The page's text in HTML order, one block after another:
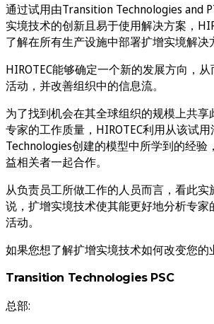
通过试用由Transition Technologies and
实境技术的创新且易于使用解决方案，
了解在所有生产设施中部署扩增实境解决
HIROTEC能够确定一个新的发展方向，
活动，并改善组织中的信息流。
为了找到机会在其全球组织的规模上共享
专家的工作质量，HIROTEC利用从该试
Technologies创建的模型中所学到的经验
益相关者一起合作。
从负责员工所做工作的人员而言，看此
说，扩增实境技术使其能更好地分析专家
活动。
如果您想了解扩增实境技术如何改变您的
Transition Technologies PSC
总部: